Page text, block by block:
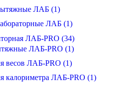
ЛАБ (1)
ЛАБ (1)
ЛАБ-PRO (34)
ЛАБ-PRO (1)
весов ЛАБ-PRO (1)
калориметра ЛАБ-PRO (1)